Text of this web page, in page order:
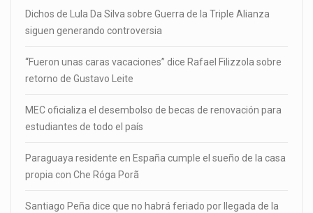
Dichos de Lula Da Silva sobre Guerra de la Triple Alianza
siguen generando controversia
“Fueron unas caras vacaciones” dice Rafael Filizzola sobre
retorno de Gustavo Leite
MEC oficializa el desembolso de becas de renovación para
estudiantes de todo el país
Paraguaya residente en España cumple el sueño de la casa
propia con Che Róga Porã
Santiago Peña dice que no habrá feriado por llegada de la